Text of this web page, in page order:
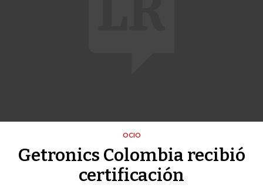
OCIO
Getronics Colombia recibió
certificación